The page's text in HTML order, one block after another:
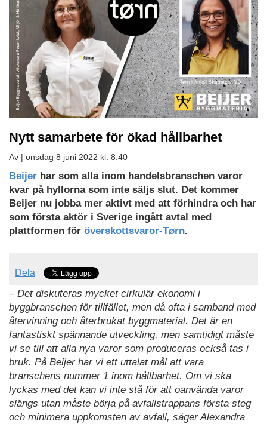
Nytt samarbete för ökad hållbarhet
Av | onsdag 8 juni 2022 kl. 8:40
Beijer har som alla inom handelsbranschen varor
kvar på hyllorna som inte säljs slut. Det kommer
Beijer nu jobba mer aktivt med att förhindra och har
som första aktör i Sverige ingått avtal med
plattformen för överskottsvaror-Tørn.
Dela
– Det diskuteras mycket cirkulär ekonomi i
byggbranschen för tillfället, men då ofta i samband med
återvinning och återbrukat byggmaterial. Det är en
fantastiskt spännande utveckling, men samtidigt måste
vi se till att alla nya varor som produceras också tas i
bruk. På Beijer har vi ett uttalat mål att vara
branschens nummer 1 inom hållbarhet. Om vi ska
lyckas med det kan vi inte stå för att oanvända varor
slängs utan måste börja på avfallstrappans första steg
och minimera uppkomsten av avfall, säger Alexandra